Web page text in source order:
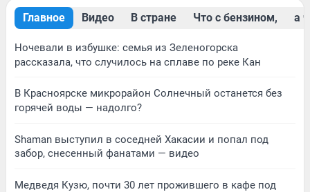
Главное Видео В стране Что с бензином, a
Ночевали в избушке: семья из Зеленогорска
рассказала, что случилось на сплаве по реке Кан
В Красноярске микрорайон Солнечный останется без
горячей воды — надолго?
Shaman выступил в соседней Хакасии и попал под
забор, снесенный фанатами — видео
Медведя Кузю, почти 30 лет прожившего в кафе под